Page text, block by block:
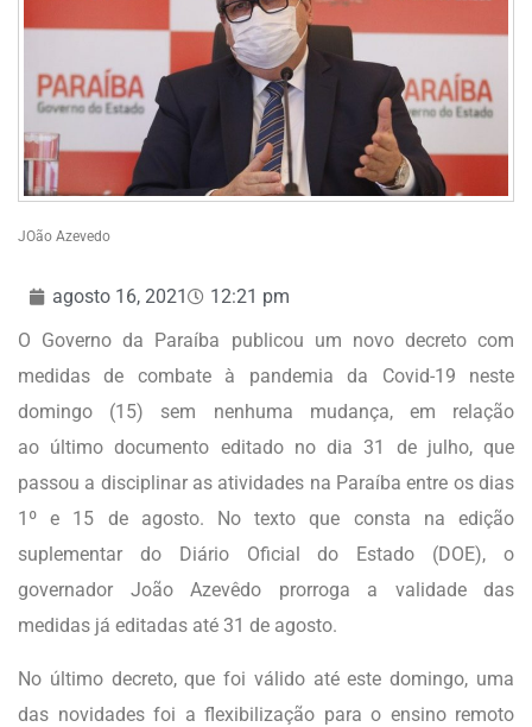
JOão Azevedo
agosto 16, 2021
12:21 pm
O Governo da Paraíba publicou um novo decreto com
medidas de combate à pandemia da Covid-19 neste
domingo (15) sem nenhuma mudança, em relação
ao último documento editado no dia 31 de julho, que
passou a disciplinar as atividades na Paraíba entre os dias
1º e 15 de agosto. No texto que consta na edição
suplementar do Diário Oficial do Estado (DOE), o
governador João Azevêdo prorroga a validade das
medidas já editadas até 31 de agosto.
No último decreto, que foi válido até este domingo, uma
das novidades foi a flexibilização para o ensino remoto